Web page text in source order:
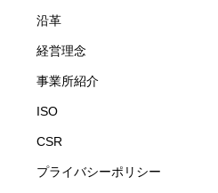
沿革
経営理念
事業所紹介
ISO
CSR
プライバシーポリシー